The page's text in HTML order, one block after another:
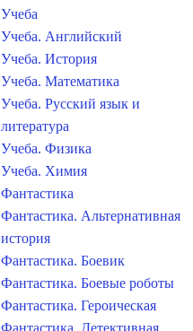
Учеба
Учеба. Английский
Учеба. История
Учеба. Математика
Учеба. Русский язык и
литература
Учеба. Физика
Учеба. Химия
Фантастика
Фантастика. Альтернативная
история
Фантастика. Боевик
Фантастика. Боевые роботы
Фантастика. Героическая
Фантастика. Детективная